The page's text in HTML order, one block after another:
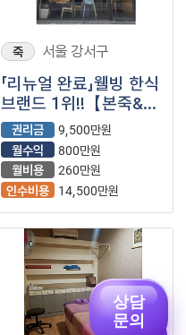
죽 서울 강서구
「리뉴얼 완료」웰빙 한식
브랜드 1위!!【본죽&
비빔밥】
권리금
9,500만원
월수익
800만원
월비용
260만원
인수비용
14,500만원
상담
문의